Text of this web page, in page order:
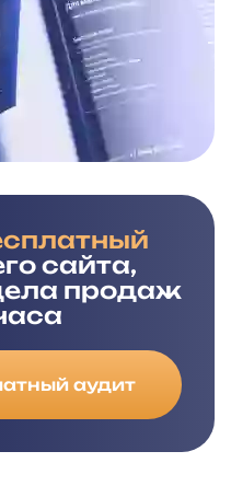
сайта,
продаж
аудит